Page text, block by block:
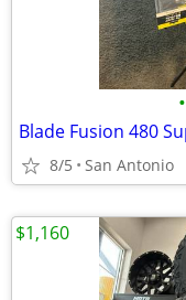
•
8/5 San Antonio
$1,160